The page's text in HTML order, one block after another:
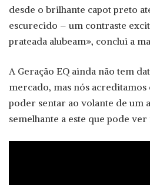
desde o brilhante capot preto
escurecido – um contraste
prateada alubeam», conclui a
A Geração EQ ainda não tem
mercado, mas nós acreditamos
poder sentar ao volante de um
semelhante a este que pode